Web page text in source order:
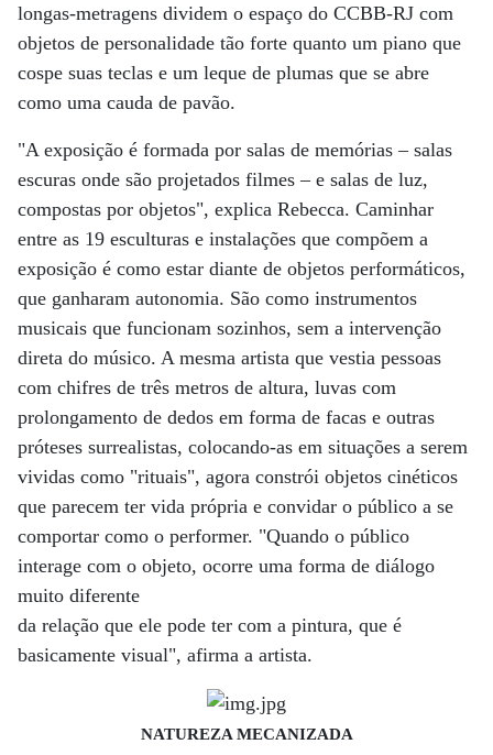
longas-metragens dividem o espaço do CCBB-RJ com
objetos de personalidade tão forte quanto um piano que
cospe suas teclas e um leque de plumas que se abre
como uma cauda de pavão.
"A exposição é formada por salas de memórias – salas
escuras onde são projetados filmes – e salas de luz,
compostas por objetos", explica Rebecca. Caminhar
entre as 19 esculturas e instalações que compõem a
exposição é como estar diante de objetos performáticos,
que ganharam autonomia. São como instrumentos
musicais que funcionam sozinhos, sem a intervenção
direta do músico. A mesma artista que vestia pessoas
com chifres de três metros de altura, luvas com
prolongamento de dedos em forma de facas e outras
próteses surrealistas, colocando-as em situações a serem
vividas como "rituais", agora constrói objetos cinéticos
que parecem ter vida própria e convidar o público a se
comportar como o performer. "Quando o público
interage com o objeto, ocorre uma forma de diálogo
muito diferente
da relação que ele pode ter com a pintura, que é
basicamente visual", afirma a artista.
NATUREZA MECANIZADA